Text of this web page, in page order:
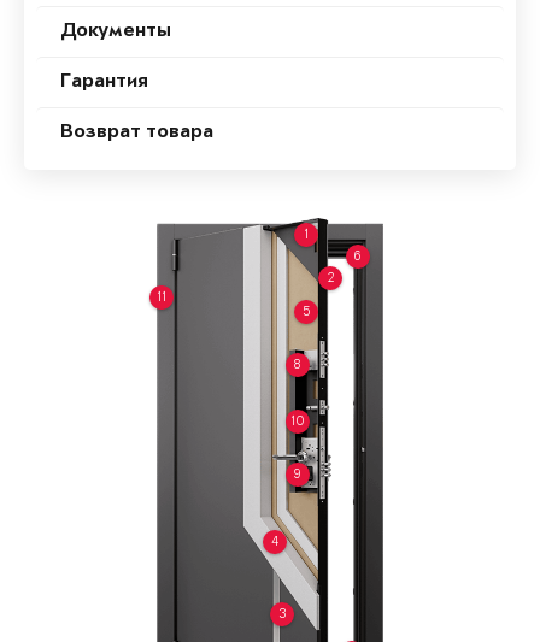
Документы
Гарантия
Возврат товара
1
2
3
4
5
6
8
9
10
11